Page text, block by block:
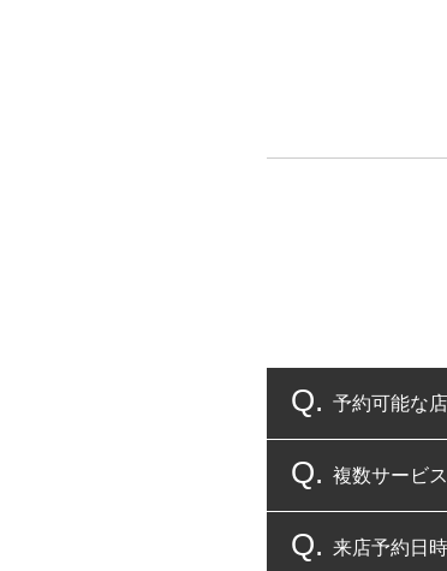
予約可能な
コクピット
複数サービ
複数サービ
来店予約日